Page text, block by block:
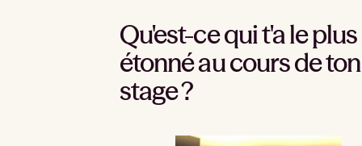
Qu'est-ce qui t'a le plus
étonné au cours de ton
stage ?